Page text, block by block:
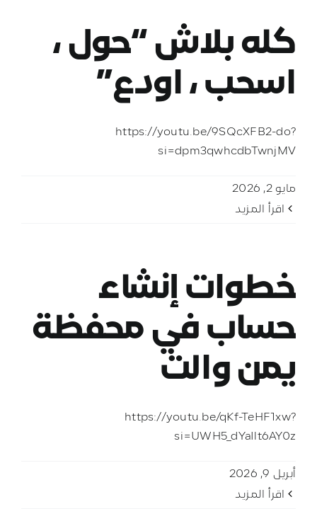
كله بلاش “حول ،
اسحب ، اودع”
https://youtu.be/9SQcXFB2-do?
si=dpm3qwhcdbTwnjMV
مايو 2, 2026
خطوات إنشاء
حساب في محفظة
يمن والت
https://youtu.be/qKf-TeHF1xw?
si=UWH5_dYaIlt6AY0z
أبريل 9, 2026